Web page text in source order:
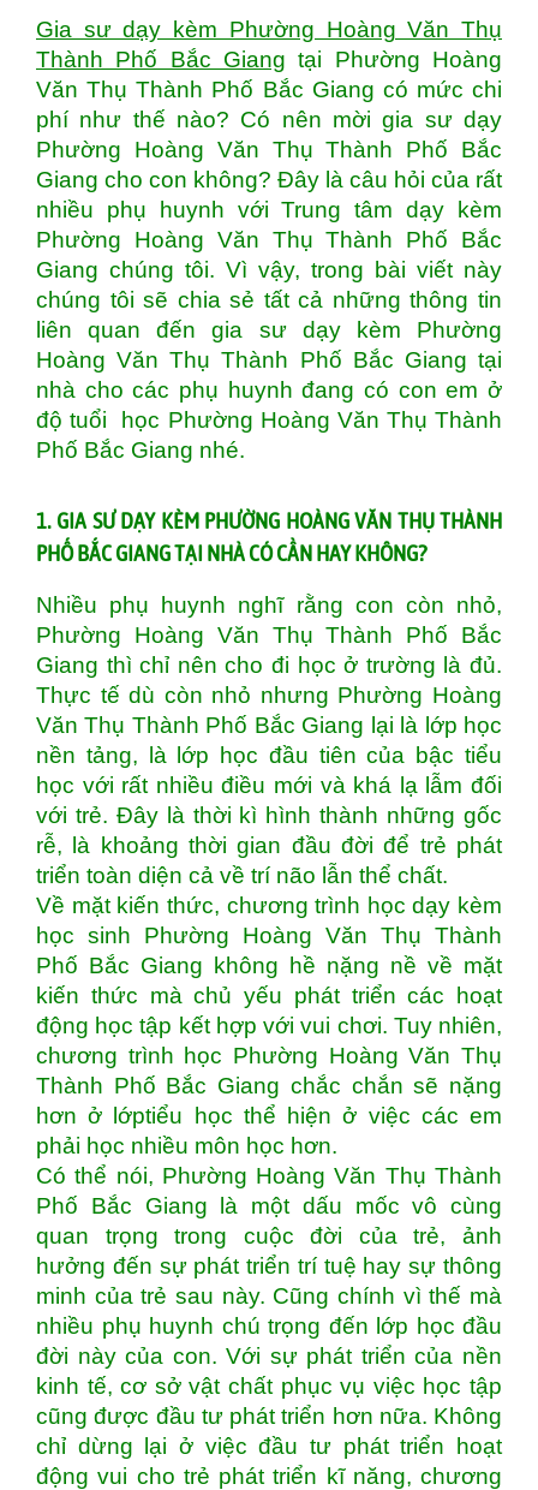
Gia sư dạy kèm Phường Hoàng Văn Thụ
Thành Phố Bắc Giang tại Phường Hoàng
Văn Thụ Thành Phố Bắc Giang có mức chi
phí như thế nào? Có nên mời gia sư dạy
Phường Hoàng Văn Thụ Thành Phố Bắc
Giang cho con không? Đây là câu hỏi của rất
nhiều phụ huynh với Trung tâm dạy kèm
Phường Hoàng Văn Thụ Thành Phố Bắc
Giang chúng tôi. Vì vậy, trong bài viết này
chúng tôi sẽ chia sẻ tất cả những thông tin
liên quan đến gia sư dạy kèm Phường
Hoàng Văn Thụ Thành Phố Bắc Giang tại
nhà cho các phụ huynh đang có con em ở
độ tuổi học Phường Hoàng Văn Thụ Thành
Phố Bắc Giang nhé.
1. GIA SƯ DẠY KÈM PHƯỜNG HOÀNG VĂN THỤ THÀNH
PHỐ BẮC GIANG TẠI NHÀ CÓ CẦN HAY KHÔNG?
Nhiều phụ huynh nghĩ rằng con còn nhỏ,
Phường Hoàng Văn Thụ Thành Phố Bắc
Giang thì chỉ nên cho đi học ở trường là đủ.
Thực tế dù còn nhỏ nhưng Phường Hoàng
Văn Thụ Thành Phố Bắc Giang lại là lớp học
nền tảng, là lớp học đầu tiên của bậc tiểu
học với rất nhiều điều mới và khá lạ lẫm đối
với trẻ. Đây là thời kì hình thành những gốc
rễ, là khoảng thời gian đầu đời để trẻ phát
triển toàn diện cả về trí não lẫn thể chất.
Về mặt kiến thức, chương trình học dạy kèm
học sinh Phường Hoàng Văn Thụ Thành
Phố Bắc Giang không hề nặng nề về mặt
kiến thức mà chủ yếu phát triển các hoạt
động học tập kết hợp với vui chơi. Tuy nhiên,
chương trình học Phường Hoàng Văn Thụ
Thành Phố Bắc Giang chắc chắn sẽ nặng
hơn ở lớptiểu học thể hiện ở việc các em
phải học nhiều môn học hơn.
Có thể nói, Phường Hoàng Văn Thụ Thành
Phố Bắc Giang là một dấu mốc vô cùng
quan trọng trong cuộc đời của trẻ, ảnh
hưởng đến sự phát triển trí tuệ hay sự thông
minh của trẻ sau này. Cũng chính vì thế mà
nhiều phụ huynh chú trọng đến lớp học đầu
đời này của con. Với sự phát triển của nền
kinh tế, cơ sở vật chất phục vụ việc học tập
cũng được đầu tư phát triển hơn nữa. Không
chỉ dừng lại ở việc đầu tư phát triển hoạt
động vui cho trẻ phát triển kĩ năng, chương